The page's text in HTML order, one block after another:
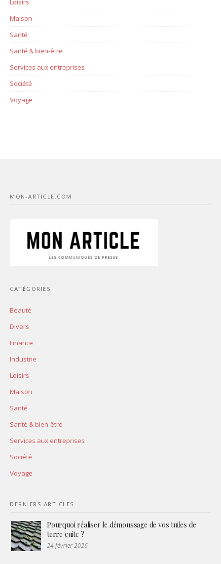
Loisirs
Maison
Santé
Santé & bien-être
Services aux entreprises
Société
Voyage
MON-ARTICLE.COM
CATÉGORIES
Beauté
Divers
Finance
Industrie
Loisirs
Maison
Santé
Santé & bien-être
Services aux entreprises
Société
Voyage
DERNIERS ARTICLES
Pourquoi réaliser le démoussage de vos tuiles de
terre cuite ?
24 février 2026